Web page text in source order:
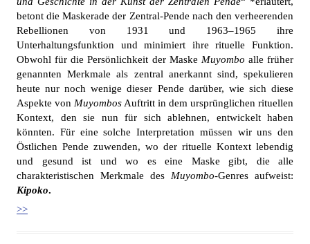
betont die Maskerade der Zentral-Pende nach den verheerenden
Rebellionen von 1931 und 1963–1965 ihre
Unterhaltungsfunktion und minimiert ihre rituelle Funktion.
Obwohl für die Persönlichkeit der Maske Muyombo alle früher
genannten Merkmale als zentral anerkannt sind, spekulieren
heute nur noch wenige dieser Pende darüber, wie sich diese
Aspekte von Muyombos Auftritt in dem ursprünglichen rituellen
Kontext, den sie nun für sich ablehnen, entwickelt haben
könnten. Für eine solche Interpretation müssen wir uns den
Östlichen Pende zuwenden, wo der rituelle Kontext lebendig
und gesund ist und wo es eine Maske gibt, die alle
charakteristischen Merkmale des Muyombo-Genres aufweist:
Kipoko.
>>